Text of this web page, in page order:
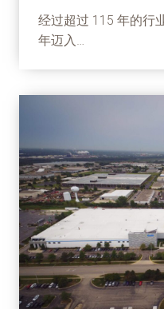
经过超过 115 年的行
年迈入…